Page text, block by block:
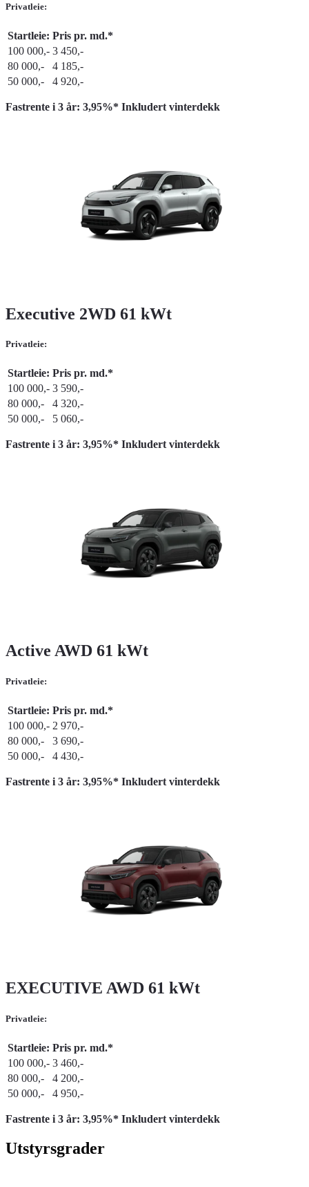
Privatleie:
Startleie: Pris pr. md.*
100 000,- 3 450,-
80 000,-
4 185,-
50 000,-
4 920,-
Fastrente i 3 år: 3,95%* Inkludert vinterdekk
Executive 2WD 61 kWt
Privatleie:
Startleie: Pris pr. md.*
100 000,- 3 590,-
80 000,-
4 320,-
50 000,-
5 060,-
Fastrente i 3 år: 3,95%* Inkludert vinterdekk
Active AWD 61 kWt
Privatleie:
Startleie: Pris pr. md.*
100 000,- 2 970,-
80 000,-
3 690,-
50 000,-
4 430,-
Fastrente i 3 år: 3,95%* Inkludert vinterdekk
EXECUTIVE AWD 61 kWt
Privatleie:
Startleie: Pris pr. md.*
100 000,- 3 460,-
80 000,-
4 200,-
50 000,-
4 950,-
Fastrente i 3 år: 3,95%* Inkludert vinterdekk
Utstyrsgrader